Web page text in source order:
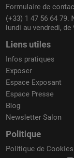
Formulaire de
(+33) 1 47 56 64
lundi au vendredi, de
Liens utiles
Infos pratiques
Exposer
Espace Exposant
Espace Presse
Blog
Newsletter Salon
Politique
Politique de Cookies